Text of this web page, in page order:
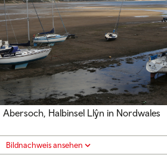
Abersoch, Halbinsel Llŷn in Nordwales
Bildnachweis ansehen